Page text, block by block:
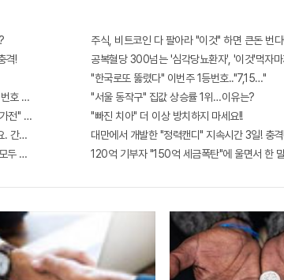
격!
호 6자리 공개!? 꼭 확인해라!
전" 선착순 100% 무료 경품지원!!
간단치료법 나왔다!
두 유출...관계자 실수로 "비상"!
주식, 비트코인 다 팔아라 "이것" 하면 큰돈 번
공복혈당 300넘는 '심각당뇨환자', '이것'먹자
"한국로또 뚫렸다" 이번주 1등번호.."7,15…"
"서울 동작구" 집값 상승률 1위…이유는?
"빠진 치아" 더 이상 방치하지 마세요!!
대만에서 개발한 "정력캔디" 지속시간 3일! 충격!
120억 기부자 "150억 세금폭탄"에 울면서 한